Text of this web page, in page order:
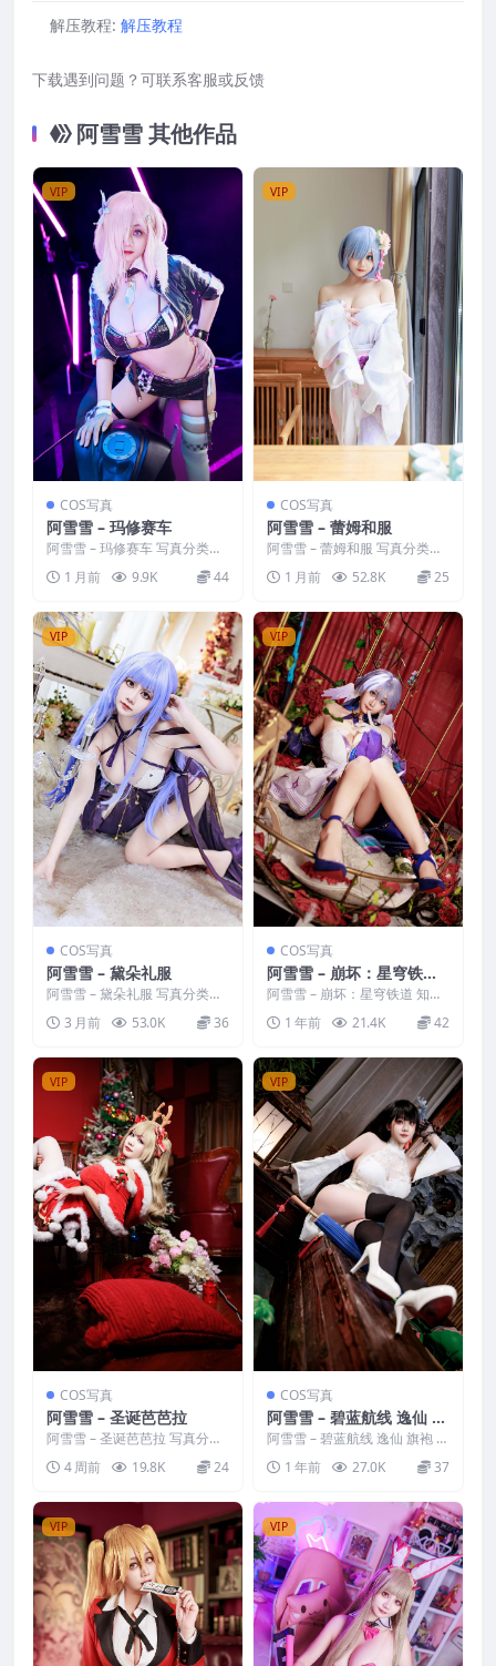
解压教程: 解压教程
下载遇到问题？可联系客服或反馈
阿雪雪 其他作品
VIP
COS写真
阿雪雪 – 玛修赛车
阿雪雪 – 玛修赛车 写真分类：
唯美，参与模特：阿雪雪 [资源
大小]：[33P／...
1 月前 9.9K 44
VIP
COS写真
阿雪雪 – 蕾姆和服
阿雪雪 – 蕾姆和服 写真分类：
唯美，参与模特：阿雪雪 [资源
大小]：[19P／...
1 月前 52.8K 25
VIP
COS写真
阿雪雪 – 黛朵礼服
阿雪雪 – 黛朵礼服 写真分类：
唯美，参与模特：阿雪雪 [资源
大小]：[78P／...
3 月前 53.0K 36
VIP
COS写真
阿雪雪 – 崩坏：星穹铁道
知更鸟
阿雪雪 – 崩坏：星穹铁道 知更
鸟 写真分类：唯美，参与模
特：阿雪雪 [资源大小...
1 年前 21.4K 42
VIP
COS写真
阿雪雪 – 圣诞芭芭拉
阿雪雪 – 圣诞芭芭拉 写真分
类：唯美，参与模特：阿雪雪
[资源大小]：[109...
4 周前 19.8K 24
VIP
COS写真
阿雪雪 – 碧蓝航线 逸仙 旗
袍
阿雪雪 – 碧蓝航线 逸仙 旗袍 写
真分类：唯美，参与模特：阿
雪雪 [资源大小]...
1 年前 27.0K 37
VIP VIP